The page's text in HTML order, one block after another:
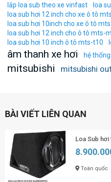
lắp loa sub theo xe vinfast
loa
loa sub hơi 12 inch cho xe ô tô
loa sub hơi 10inch cho xe ô tô
loa sub hơi 12 inch cho ô tô mts-
loa sub hơi 10 inch ô tô mts-t10
âm thanh xe hơi hệ
mitsubishi mitsubishi
BÀI VIẾT LIÊN QUAN
Loa Sub
Toàn quốc